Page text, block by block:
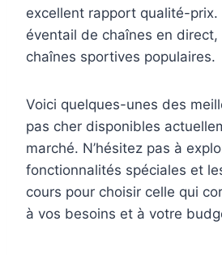
excellent rapport qualité-prix.
éventail de chaînes en direct,
chaînes sportives populaires.
Voici quelques-unes des
pas cher disponibles
marché. N’hésitez pas à
fonctionnalités spéciales et
cours pour choisir celle qui
à vos besoins et à votre